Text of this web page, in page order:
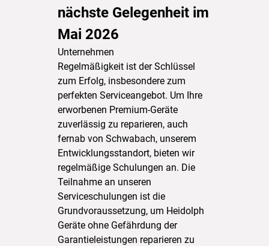
nächste Gelegenheit im
Mai 2026
Unternehmen
Regelmäßigkeit ist der Schlüssel
zum Erfolg, insbesondere zum
perfekten Serviceangebot. Um Ihre
erworbenen Premium-Geräte
zuverlässig zu reparieren, auch
fernab von Schwabach, unserem
Entwicklungsstandort, bieten wir
regelmäßige Schulungen an. Die
Teilnahme an unseren
Serviceschulungen ist die
Grundvoraussetzung, um Heidolph
Geräte ohne Gefährdung der
Garantieleistungen reparieren zu